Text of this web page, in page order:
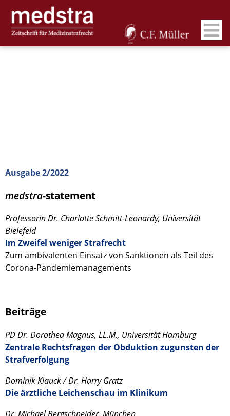
Ausgabe 2/2022
medstra-statement
Professorin Dr. Charlotte Schmitt-Leonardy, Universität
Bielefeld
Im Zweifel weniger Strafrecht
Zum ambivalenten Einsatz von Sanktionen als Teil des
Corona-Pandemiemanagements
Beiträge
PD Dr. Dorothea Magnus, LL.M., Universität Hamburg
Zentrale Rechtsfragen der Obduktion zugunsten der
Strafverfolgung
Dominik Klauck / Dr. Harry Gratz
Die ärztliche Leichenschau im Klinikum